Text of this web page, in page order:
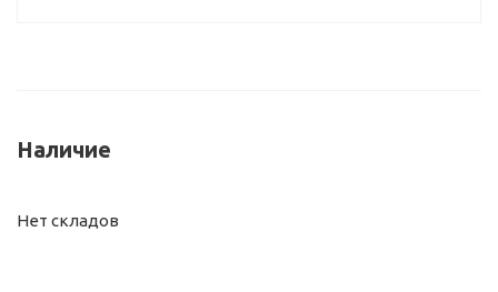
Наличие
Нет складов